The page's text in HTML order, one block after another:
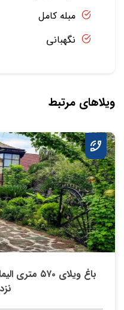
مبله کامل
نگهبانی
ویلاهای مرتبط
باغ ویلای